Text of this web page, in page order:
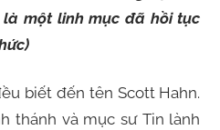
là một linh mục đã hồi tục
biết đến tên Scott Hahn.
thánh và mục sư Tin lành